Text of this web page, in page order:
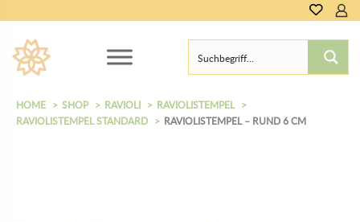
HOME SHOP RAVIOLI
RAVIOLISTEMPEL
RAVIOLISTEMPEL STANDARD
RAVIOLISTEMPEL – RUND 6 CM